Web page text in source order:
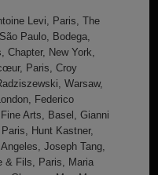
Levi, Paris, The
Paulo, Bodega,
Chapter, New York,
Paris, Croy
Warsaw,
Federico
Arts, Basel, Gianni
Hunt Kastner,
Joseph Tang,
& Fils, Paris, Maria